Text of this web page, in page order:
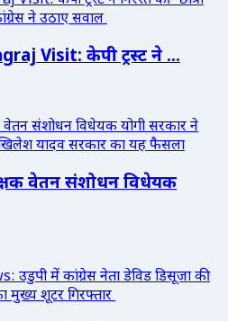
Visit: केपी ट्रस्ट ने ...
वेतन संशोधन विधेयक